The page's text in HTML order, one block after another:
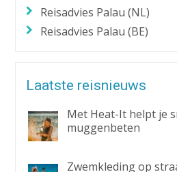
Reisadvies Palau (NL)
Reisadvies Palau (BE)
Laatste reisnieuws
Met Heat-It helpt je
muggenbeten
Zwemkleding op